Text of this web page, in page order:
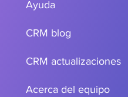
Ayuda
CRM blog
CRM actualizaciones
Acerca del equipo